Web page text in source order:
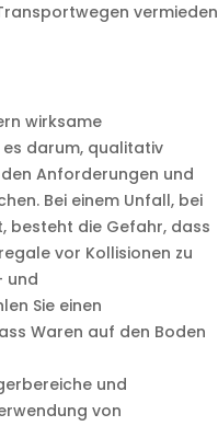
vermieden
wirksame
es darum, qualitativ
Anforderungen und
Bei einem Unfall, bei
besteht die Gefahr, dass
vor Kollisionen zu
und
Sie einen
Waren auf den Boden
und
von